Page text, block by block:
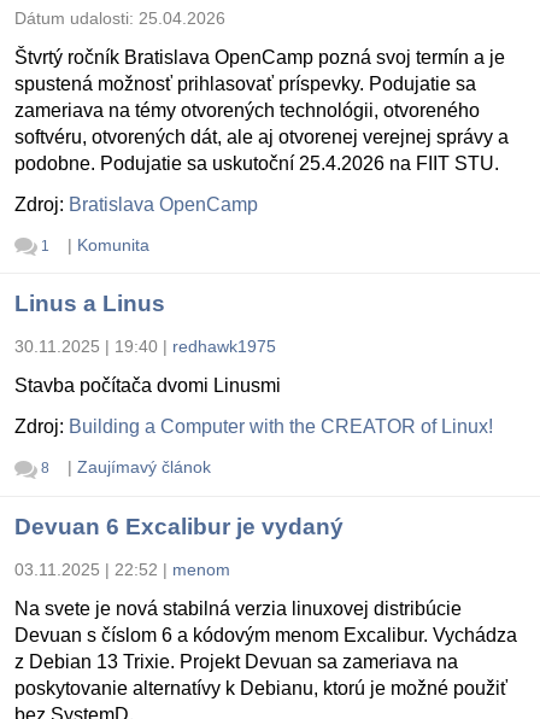
Dátum udalosti: 25.04.2026
Štvrtý ročník Bratislava OpenCamp pozná svoj termín a je
spustená možnosť prihlasovať príspevky. Podujatie sa
zameriava na témy otvorených technológii, otvoreného
softvéru, otvorených dát, ale aj otvorenej verejnej správy a
podobne. Podujatie sa uskutoční 25.4.2026 na FIIT STU.
Zdroj: Bratislava OpenCamp
1 | Komunita
Linus a Linus
30.11.2025 | 19:40 | redhawk1975
Stavba počítača dvomi Linusmi
Zdroj: Building a Computer with the CREATOR of Linux!
8 | Zaujímavý článok
Devuan 6 Excalibur je vydaný
03.11.2025 | 22:52 | menom
Na svete je nová stabilná verzia linuxovej distribúcie
Devuan s číslom 6 a kódovým menom Excalibur. Vychádza
z Debian 13 Trixie. Projekt Devuan sa zameriava na
poskytovanie alternatívy k Debianu, ktorú je možné použiť
bez SystemD.